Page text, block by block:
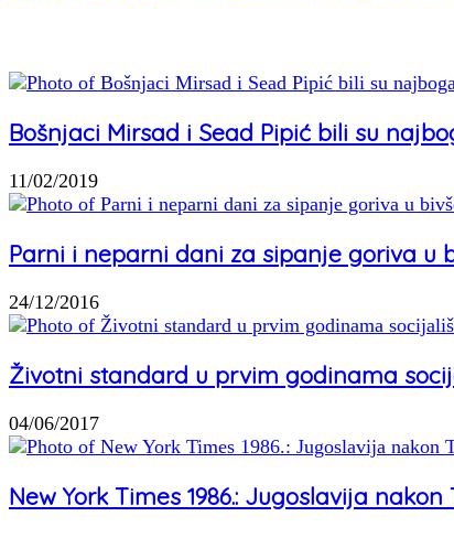
Bošnjaci Mirsad i Sead Pipić bili su
11/02/2019
Parni i neparni dani za sipanje goriva u
24/12/2016
Životni standard u prvim godinama
04/06/2017
New York Times 1986.: Jugoslavija nakon